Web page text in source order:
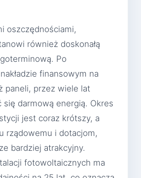
oszczędnościami,
również doskonałą
Po
finansowym na
paneli, przez wiele lat
się darmową energią. Okres
jest coraz krótszy, a
rządowemu i dotacjom,
bardziej atrakcyjny.
fotowoltaicznych ma